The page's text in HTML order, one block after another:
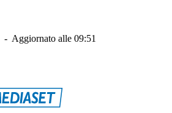
- Aggiornato alle 09:51